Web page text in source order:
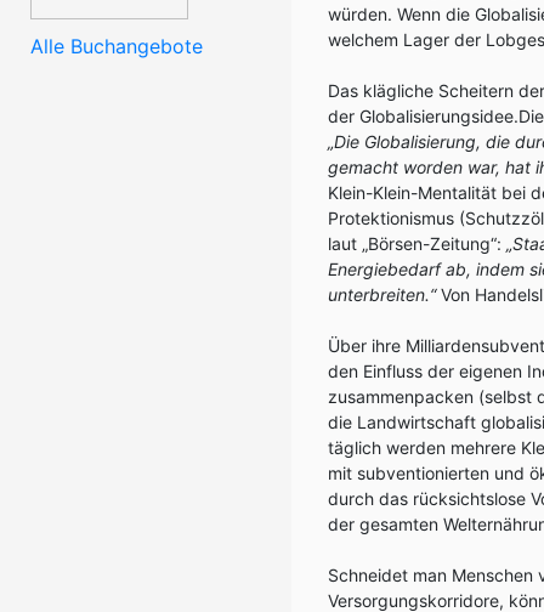
Alle Buchangebote
würden. Wenn die
welchem Lager der
Das klägliche Scheitern
der
„Die Globalisierung, die
gemacht worden war, hat
Klein-Klein-Mentalität bei
Protektionismus
laut „Börsen-Zeitung“:
Energiebedarf ab, indem
unterbreiten.“Von
Über ihre
den Einfluss der eigenen
zusammenpacken (selbst
die Landwirtschaft
täglich werden mehrere
mit subventionierten und
durch das rücksichtslose
der gesamten
Schneidet man Menschen
Versorgungskorridore,